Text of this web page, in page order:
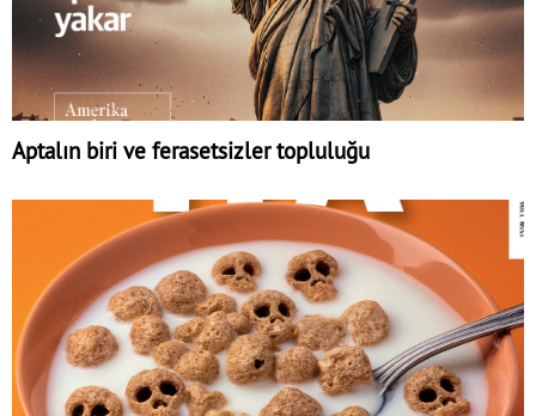
Aptalın biri ve ferasetsizler topluluğu